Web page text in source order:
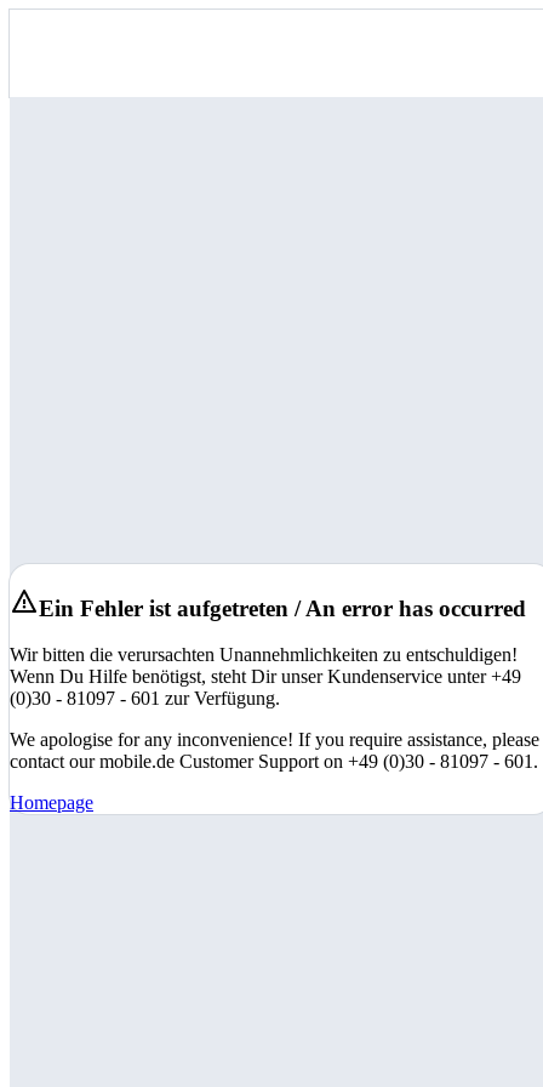
Ein Fehler ist aufgetreten / An error has occurred
Wir bitten die verursachten Unannehmlichkeiten zu entschuldigen!
Wenn Du Hilfe benötigst, steht Dir unser Kundenservice unter +49
(0)30 - 81097 - 601 zur Verfügung.
We apologise for any inconvenience! If you require assistance, please
contact our mobile.de Customer Support on +49 (0)30 - 81097 - 601.
Homepage